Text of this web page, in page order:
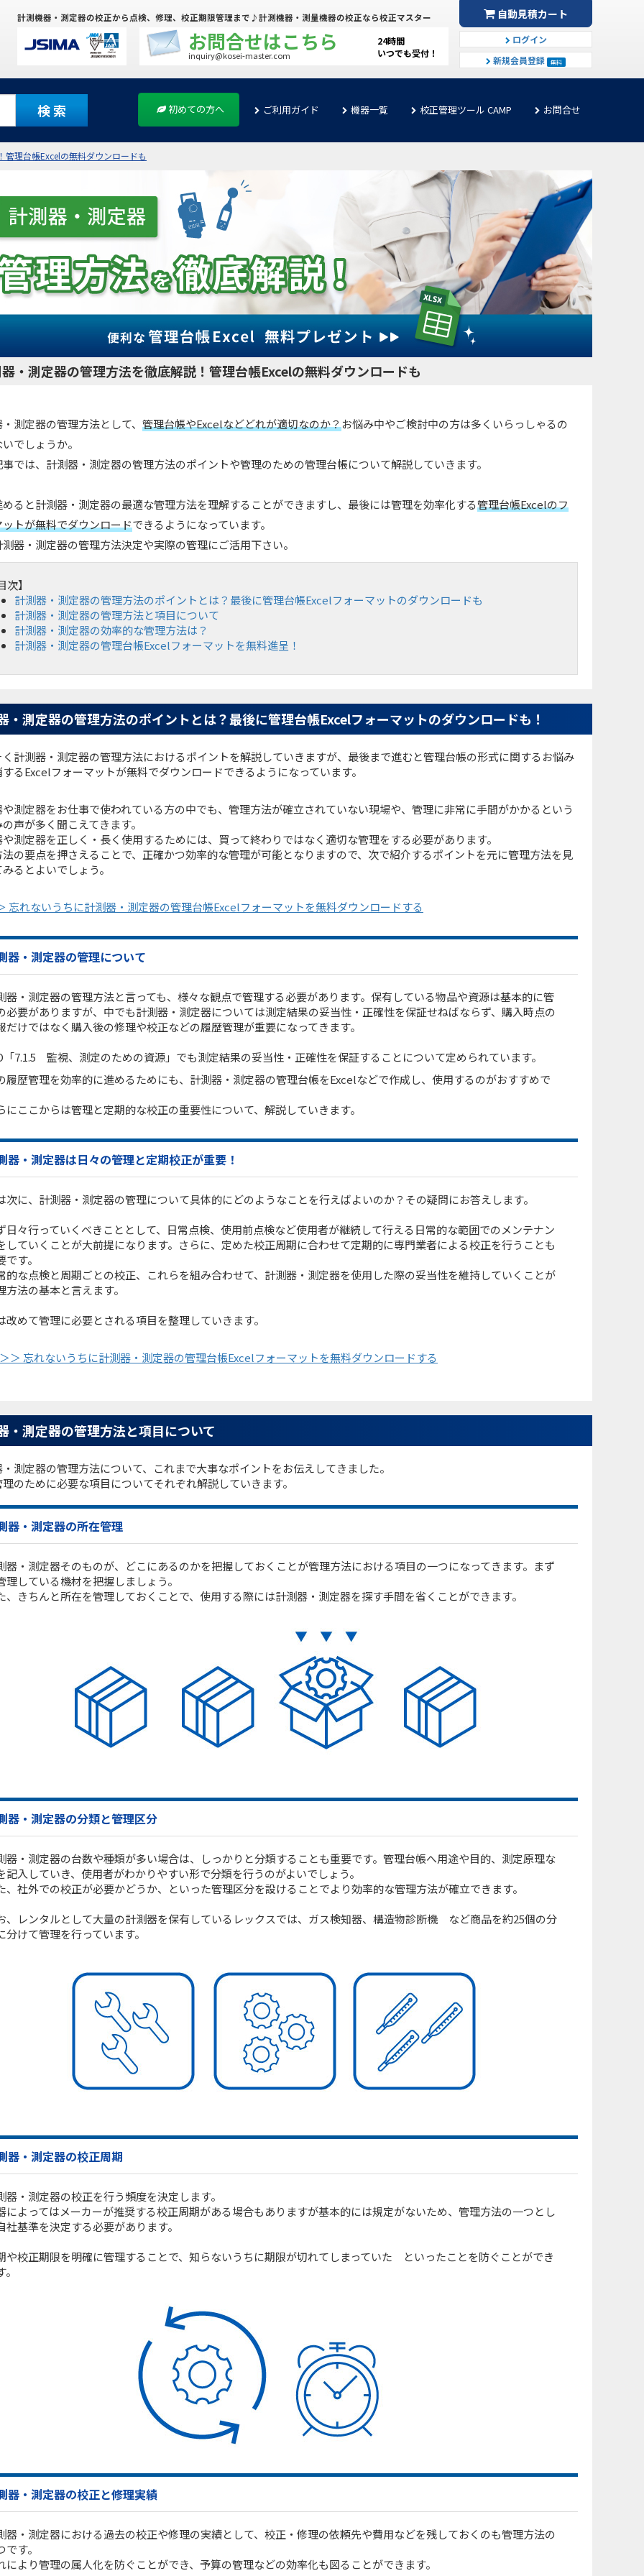
計測機器・測定器の校正から点検、修理、校正期限管理まで♪計測機器・測量機器の校正なら校正マスター
24時間
いつでも受付！
お問合せはこちら
inquiry@kosei-master.com
自動見積カート
ログイン
新規会員登録
無料
検 索 初めての方へ ご利用ガイド 機器一覧 校正管理ツール CAMP お問合せ
理台帳Excelの無料ダウンロードも
・測定器の管理方法を徹底解説！管理台帳Excelの無料ダウンロードも
測定器の管理方法として、 管理台帳やExcelなどどれが適切なのか？お悩み中やご検討中の方は多くいらっしゃるの
でしょうか。
事では、計測器・測定器の管理方法のポイントや管理のための管理台帳について解説していきます。
ると計測器・測定器の最適な管理方法を理解することができますし、最後には管理を効率化する管理台帳Excelのフ
トが無料でダウンロードできるようになっています。
器・測定器の管理方法決定や実際の管理にご活用下さい。
次】
計測器・測定器の管理方法のポイントとは？最後に管理台帳Excelフォーマットのダウンロードも
計測器・測定器の管理方法と項目について
計測器・測定器の効率的な管理方法は？
計測器・測定器の管理台帳Excelフォーマットを無料進呈！
・測定器の管理方法のポイントとは？最後に管理台帳Excelフォーマットのダウンロードも！
く計測器・測定器の管理方法におけるポイントを解説していきますが、最後まで進むと管理台帳の形式に関するお悩み
るExcelフォーマットが無料でダウンロードできるようになっています。
や測定器をお仕事で使われている方の中でも、管理方法が確立されていない現場や、管理に非常に手間がかかるという
声が多く聞こえてきます。
測定器を正しく・長く使用するためには、買って終わりではなく適切な管理をする必要があります。
の要点を押さえることで、正確かつ効率的な管理が可能となりますので、次で紹介するポイントを元に管理方法を見
るとよいでしょう。
忘れないうちに計測器・測定器の管理台帳Excelフォーマットを無料ダウンロードする
器・測定器の管理について
器・測定器の管理方法と言っても、様々な観点で管理する必要があります。保有している物品や資源は基本的に管
必要がありますが、中でも計測器・測定器については測定結果の妥当性・正確性を保証せねばならず、購入時点の
だけではなく購入後の修理や校正などの履歴管理が重要になってきます。
「7.1.5 監視、測定のための資源」でも測定結果の妥当性・正確性を保証することについて定められています。
履歴管理を効率的に進めるためにも、計測器・測定器の管理台帳をExcelなどで作成し、使用するのがおすすめで
にここからは管理と定期的な校正の重要性について、解説していきます。
器・測定器は日々の管理と定期校正が重要！
次に、計測器・測定器の管理について具体的にどのようなことを行えばよいのか？その疑問にお答えします。
日々行っていくべきこととして、日常点検、使用前点検など使用者が継続して行える日常的な範囲でのメンテナン
していくことが大前提になります。さらに、定めた校正周期に合わせて定期的に専門業者による校正を行うことも
です。
的な点検と周期ごとの校正、これらを組み合わせて、計測器・測定器を使用した際の妥当性を維持していくことが
方法の基本と言えます。
改めて管理に必要とされる項目を整理していきます。
＞＞ 忘れないうちに計測器・測定器の管理台帳Excelフォーマットを無料ダウンロードする
・測定器の管理方法と項目について
測定器の管理方法について、これまで大事なポイントをお伝えしてきました。
のために必要な項目についてそれぞれ解説していきます。
器・測定器の所在管理
器・測定器そのものが、どこにあるのかを把握しておくことが管理方法における項目の一つになってきます。まず
理している機材を把握しましょう。
、きちんと所在を管理しておくことで、使用する際には計測器・測定器を探す手間を省くことができます。
器・測定器の分類と管理区分
器・測定器の台数や種類が多い場合は、しっかりと分類することも重要です。管理台帳へ用途や目的、測定原理な
記入していき、使用者がわかりやすい形で分類を行うのがよいでしょう。
、社外での校正が必要かどうか、といった管理区分を設けることでより効率的な管理方法が確立できます。
、レンタルとして大量の計測器を保有しているレックスでは、ガス検知器、構造物診断機 など商品を約25個の分
分けて管理を行っています。
器・測定器の校正周期
器・測定器の校正を行う頻度を決定します。
によってはメーカーが推奨する校正周期がある場合もありますが基本的には規定がないため、管理方法の一つとし
社基準を決定する必要があります。
や校正期限を明確に管理することで、知らないうちに期限が切れてしまっていた といったことを防ぐことができ
器・測定器の校正と修理実績
器・測定器における過去の校正や修理の実績として、校正・修理の依頼先や費用などを残しておくのも管理方法の
です。
により管理の属人化を防ぐことができ、予算の管理などの効率化も図ることができます。